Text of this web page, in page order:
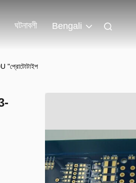
ঘটনাবলী Bengali
"প্রোটোটাইপ